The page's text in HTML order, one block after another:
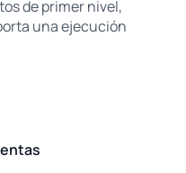
de primer nivel,
una ejecución